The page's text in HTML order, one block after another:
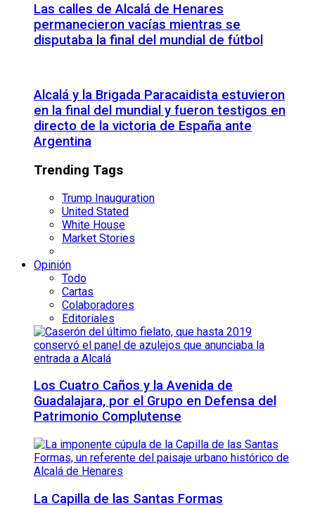
Las calles de Alcalá de Henares
permanecieron vacías mientras se
disputaba la final del mundial de fútbol
Alcalá y la Brigada Paracaidista estuvieron
en la final del mundial y fueron testigos en
directo de la victoria de España ante
Argentina
Trending Tags
Trump Inauguration
United Stated
White House
Market Stories
Opinión
Todo
Cartas
Colaboradores
Editoriales
Los Cuatro Caños y la Avenida de
Guadalajara, por el Grupo en Defensa del
Patrimonio Complutense
La Capilla de las Santas Formas